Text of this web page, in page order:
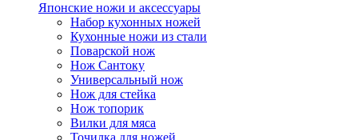
Японские ножи и аксессуары
Набор кухонных ножей
Кухонные ножи из стали
Поварской нож
Нож Сантоку
Универсальный нож
Нож для стейка
Нож топорик
Вилки для мяса
Точилка для ножей